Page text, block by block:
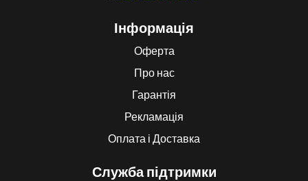
Інформація
Оферта
Про нас
Гарантія
Рекламація
Оплата і Доставка
Служба підтримки